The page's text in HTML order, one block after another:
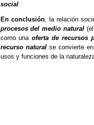
social.
En conclusión, la relación
procesos del medio natural(el
como unaoferta de recursos
recurso naturalse convierte
usos y funciones de la